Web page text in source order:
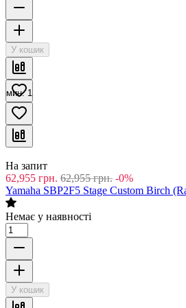
На запит
8,472
Yamaha SBS1455 Stage Custom Birch
Немає у наявності
У кошик
мин. 1